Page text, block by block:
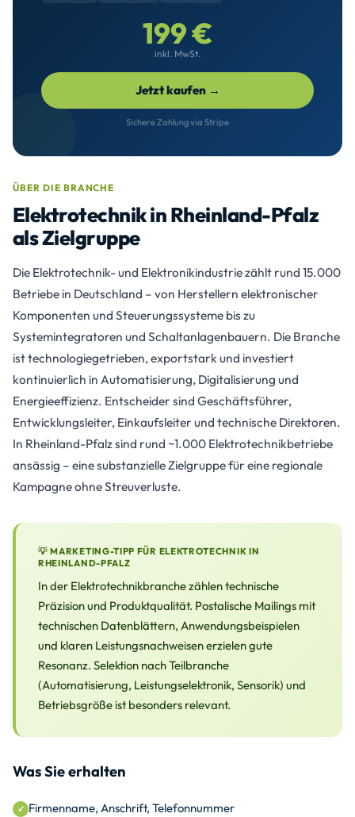
199 €
inkl. MwSt.
Jetzt kaufen →
Sichere Zahlung via Stripe
ÜBER DIE BRANCHE
Elektrotechnik in Rheinland-Pfalz
als Zielgruppe
Die Elektrotechnik- und Elektronikindustrie zählt rund 15.000
Betriebe in Deutschland – von Herstellern elektronischer
Komponenten und Steuerungssysteme bis zu
Systemintegratoren und Schaltanlagenbauern. Die Branche
ist technologiegetrieben, exportstark und investiert
kontinuierlich in Automatisierung, Digitalisierung und
Energieeffizienz. Entscheider sind Geschäftsführer,
Entwicklungsleiter, Einkaufsleiter und technische Direktoren.
In Rheinland-Pfalz sind rund ~1.000 Elektrotechnikbetriebe
ansässig – eine substanzielle Zielgruppe für eine regionale
Kampagne ohne Streuverluste.
💡 MARKETING-TIPP FÜR ELEKTROTECHNIK IN
RHEINLAND-PFALZ
In der Elektrotechnikbranche zählen technische
Präzision und Produktqualität. Postalische Mailings mit
technischen Datenblättern, Anwendungsbeispielen
und klaren Leistungsnachweisen erzielen gute
Resonanz. Selektion nach Teilbranche
(Automatisierung, Leistungselektronik, Sensorik) und
Betriebsgröße ist besonders relevant.
Was Sie erhalten
Firmenname, Anschrift, Telefonnummer